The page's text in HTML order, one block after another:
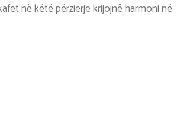
në këtë përzierje krijojnë harmoni në